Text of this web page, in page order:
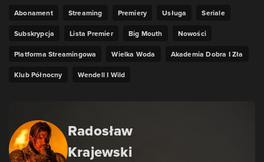
Abonament
Streaming Premiery Usługa
Seriale
Subskrypcja
Lista Premier Big Mouth
Nowości
Platforma Streamingowa
Wielka Woda
Akademia Dobra I Zła
Klub Północny
Wendell I Wild
Radosław
Krajewski